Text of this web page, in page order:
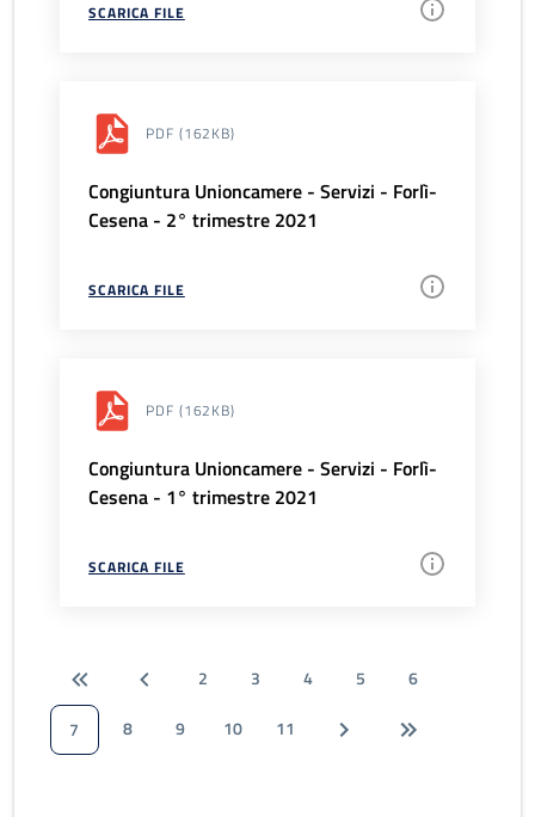
SCARICA FILE
PDF (162KB)
Congiuntura Unioncamere - Servizi - Forlì-
Cesena - 2° trimestre 2021
SCARICA FILE
PDF (162KB)
Congiuntura Unioncamere - Servizi - Forlì-
Cesena - 1° trimestre 2021
SCARICA FILE
2 3 4 5
6
7
8 9 10 11